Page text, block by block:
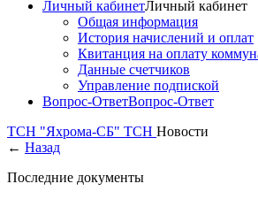
Личный кабинетЛичный кабинет
Общая информация
История начислений и оплат
Квитанция на оплату
Данные счетчиков
Управление подпиской
Вопрос-ОтветВопрос-Ответ
ТСН "Яхрома-СБ" ТСН Новости
← Назад
Последние документы